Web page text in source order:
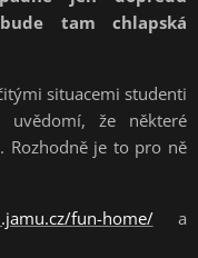
tam chlapská
situacemi studenti
uvědomí, že některé
Rozhodně je to pro ně
fun-home/a